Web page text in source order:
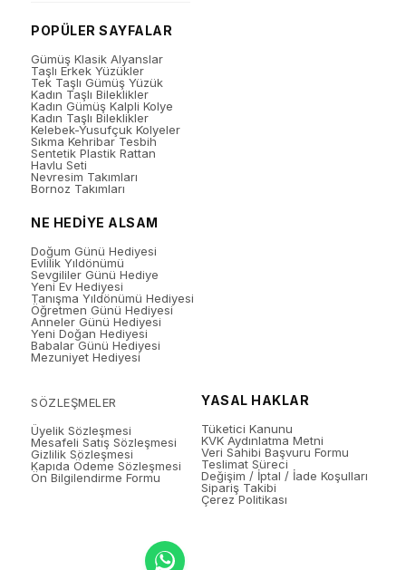
POPÜLER SAYFALAR
Gümüş Klasik Alyanslar
Taşlı Erkek Yüzükler
Tek Taşlı Gümüş Yüzük
Kadın Taşlı Bileklikler
Kadın Gümüş Kalpli Kolye
Kadın Taşlı Bileklikler
Kelebek-Yusufçuk Kolyeler
Sıkma Kehribar Tesbih
Sentetik Plastik Rattan
Havlu Seti
Nevresim Takımları
Bornoz Takımları
NE HEDİYE ALSAM
Doğum Günü Hediyesi
Evlilik Yıldönümü
Sevgililer Günü Hediye
Yeni Ev Hediyesi
Tanışma Yıldönümü Hediyesi
Öğretmen Günü Hediyesi
Anneler Günü Hediyesi
Yeni Doğan Hediyesi
Babalar Günü Hediyesi
Mezuniyet Hediyesi
SÖZLEŞMELER
Üyelik Sözleşmesi
Mesafeli Satış Sözleşmesi
Gizlilik Sözleşmesi
Kapıda Ödeme Sözleşmesi
Ön Bilgilendirme Formu
YASAL HAKLAR
Tüketici Kanunu
KVK Aydınlatma Metni
Veri Sahibi Başvuru Formu
Teslimat Süreci
Değişim / İptal / İade Koşulları
Sipariş Takibi
Çerez Politikası